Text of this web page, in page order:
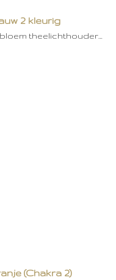
2 kleurig
theelichthouder…
(Chakra 2)